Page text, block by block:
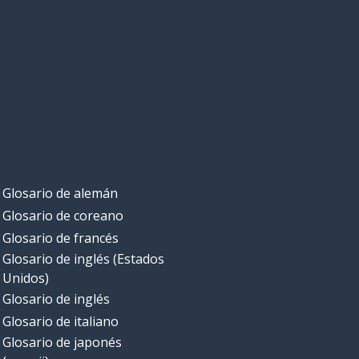
Glosario de alemán
Glosario de coreano
Glosario de francés
Glosario de inglés (Estados
Unidos)
Glosario de inglés
Glosario de italiano
Glosario de japonés